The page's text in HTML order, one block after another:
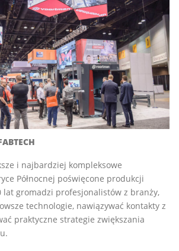
i najbardziej kompleksowe
Północnej poświęcone produkcji
lat gromadzi profesjonalistów z branży,
technologie, nawiązywać kontakty z
praktyczne strategie zwiększania